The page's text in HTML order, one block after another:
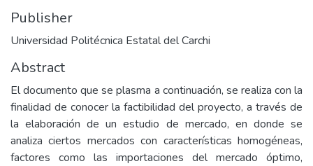
Publisher
Universidad Politécnica Estatal del Carchi
Abstract
El documento que se plasma a continuación, se realiza con la
finalidad de conocer la factibilidad del proyecto, a través de
la elaboración de un estudio de mercado, en donde se
analiza ciertos mercados con características homogéneas,
factores como las importaciones del mercado óptimo,